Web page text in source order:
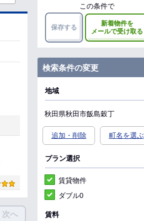
次へ
この条件で
保存する
新着物件を
メールで受け取る
検索条件の変更
地域
秋田県秋田市飯島穀丁
追加・削除 町名を選ぶ
プラン選択
賃貸物件
ダブル0
賃料